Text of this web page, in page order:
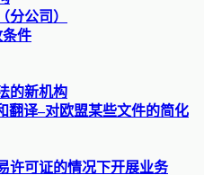
分公司）
件
的新机构
翻译–对欧盟某些文件的简化
许可证的情况下开展业务